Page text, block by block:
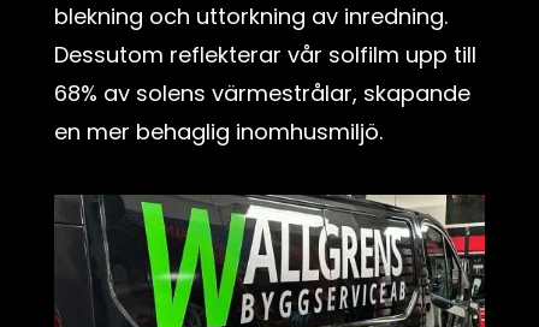
blekning och uttorkning av inredning.
Dessutom reflekterar vår solfilm upp till
68% av solens värmestrålar, skapande
en mer behaglig inomhusmiljö.